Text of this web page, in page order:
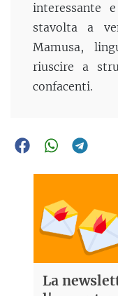
interessante
stavolta a
Mamusa,
riuscire a
confacenti.
La